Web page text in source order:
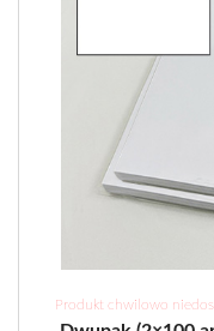
Produkt chwilowo